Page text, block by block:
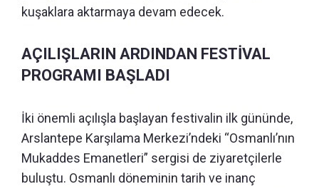
kuşaklara aktarmaya devam edecek.
AÇILIŞLARIN ARDINDAN FESTİVAL
PROGRAMI BAŞLADI
İki önemli açılışla başlayan festivalin ilk gününde,
Arslantepe Karşılama Merkezi’ndeki “Osmanlı’nın
Mukaddes Emanetleri” sergisi de ziyaretçilerle
buluştu. Osmanlı döneminin tarih ve inanç